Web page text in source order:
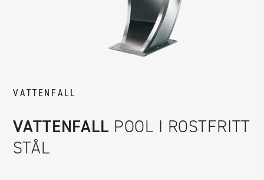
VATTENFALL
VATTENFALL POOL I ROSTFRITT
STÅL